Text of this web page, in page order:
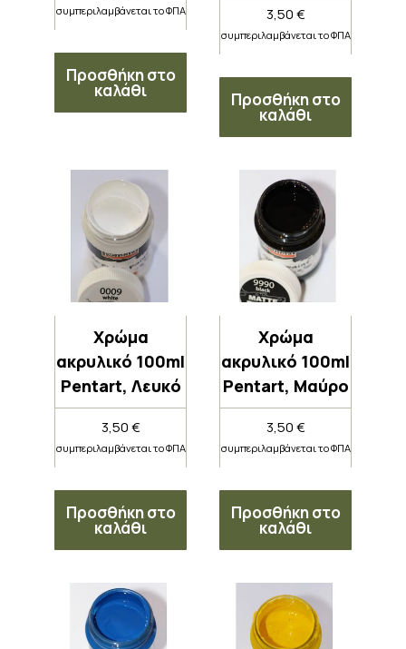
συμπεριλαμβάνεται το ΦΠΑ
Προσθήκη στο
καλάθι
3,50€
συμπεριλαμβάνεται το ΦΠΑ
Προσθήκη στο
καλάθι
Χρώμα
ακρυλικό 100ml
Pentart, Λευκό
3,50€
συμπεριλαμβάνεται το ΦΠΑ
Προσθήκη στο
καλάθι
Χρώμα
ακρυλικό 100ml
Pentart, Μαύρο
3,50€
συμπεριλαμβάνεται το ΦΠΑ
Προσθήκη στο
καλάθι